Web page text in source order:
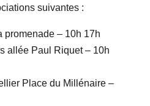
suivantes :
promenade – 10h 17h
allée Paul Riquet – 10h
Place du Millénaire –